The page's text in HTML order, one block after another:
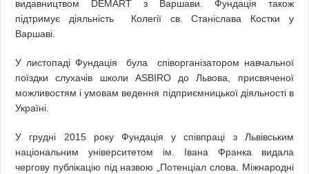
видавництвом DEMART з Варшави. Фундація також
підтримує діяльність Колегії св. Станіслава Костки у
Варшаві.
У листопаді Фундація була співорганізатором навчальної
поїздки слухачів школи ASBIRO до Львова, присвяченої
можливостям і умовам ведення підприємницької діяльності в
Україні.
У грудні 2015 року Фундація у співпраці з Львівським
національним університетом ім. Івана Франка видала
чергову публікацію під назвою „Потенціал слова. Міжнародні